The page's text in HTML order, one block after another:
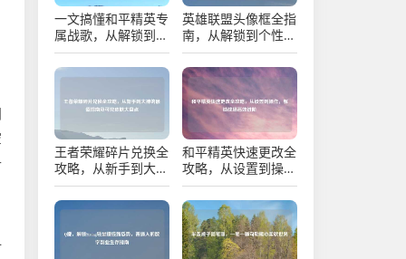
一文搞懂和平精英专
属战歌，从解锁到定
制，打造你的专属战
场BGM
英雄联盟头像框全指
南，从解锁到个性化
定制，附设置位置详
解
王者荣耀碎片兑换全
攻略，从新手到大神
的最值指南及可兑皮
肤大盘点
和平精英快速更改全
攻略，从设置到操
作，解锁战场高效进
阶